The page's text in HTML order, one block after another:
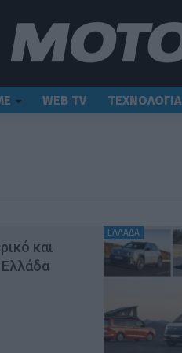
WEB TV ΤΕΧΝΟΛΟΓΙΑ
ΕΛΛΑΔΑ
και